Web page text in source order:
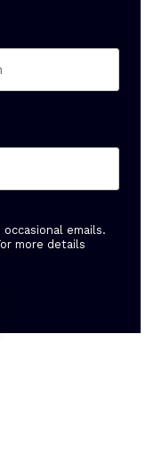
emails.
more details